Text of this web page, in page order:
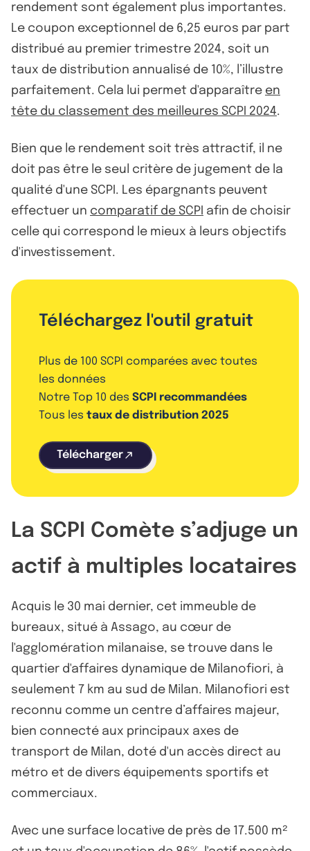
rendement sont également plus importantes.
Le coupon exceptionnel de 6,25 euros par part
distribué au premier trimestre 2024, soit un
taux de distribution annualisé de 10%, l’illustre
parfaitement. Cela lui permet d'apparaître en
tête du classement des meilleures SCPI 2024.
Bien que le rendement soit très attractif, il ne
doit pas être le seul critère de jugement de la
qualité d'une SCPI. Les épargnants peuvent
effectuer un comparatif de SCPI afin de choisir
celle qui correspond le mieux à leurs objectifs
d'investissement.
Téléchargez l'outil gratuit
Plus de 100 SCPI comparées avec toutes
les données
Notre Top 10 des SCPI recommandées
Tous les taux de distribution 2025
Télécharger
La SCPI Comète s’adjuge un
actif à multiples locataires
Acquis le 30 mai dernier, cet immeuble de
bureaux, situé à Assago, au cœur de
l'agglomération milanaise, se trouve dans le
quartier d'affaires dynamique de Milanofiori, à
seulement 7 km au sud de Milan. Milanofiori est
reconnu comme un centre d’affaires majeur,
bien connecté aux principaux axes de
transport de Milan, doté d'un accès direct au
métro et de divers équipements sportifs et
commerciaux.
Avec une surface locative de près de 17.500 m²